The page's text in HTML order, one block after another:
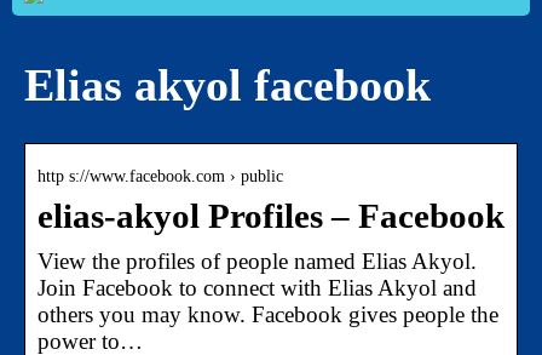
Elias akyol facebook
http s://www.facebook.com › public
elias-akyol Profiles – Facebook
View the profiles of people named Elias Akyol.
Join Facebook to connect with Elias Akyol and
others you may know. Facebook gives people the
power to…